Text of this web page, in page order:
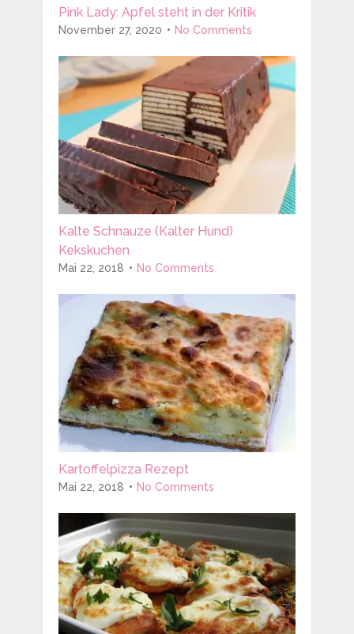
Pink Lady: Apfel steht in der Kritik
November 27, 2020 No Comments
Kalte Schnauze (Kalter Hund)
Kekskuchen
Mai 22, 2018 No Comments
Kartoffelpizza Rezept
Mai 22, 2018 No Comments